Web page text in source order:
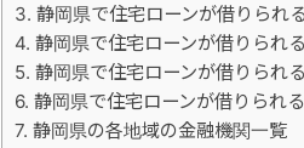
静岡県で住宅ローンが借りられ
静岡県で住宅ローンが借りられ
静岡県で住宅ローンが借りられ
静岡県で住宅ローンが借りられ
静岡県の各地域の金融機関一覧